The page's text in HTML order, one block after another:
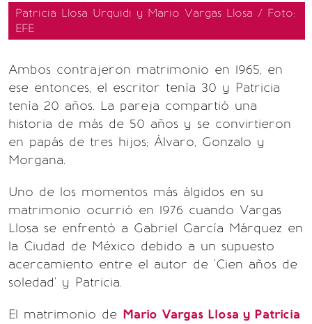
Patricia Llosa Urquidi y Mario Vargas Llosa / Foto:
EFE
Ambos contrajeron matrimonio en 1965, en
ese entonces, el escritor tenía 30 y Patricia
tenía 20 años. La pareja compartió una
historia de más de 50 años y se convirtieron
en papás de tres hijos; Álvaro, Gonzalo y
Morgana.
Uno de los momentos más álgidos en su
matrimonio ocurrió en 1976 cuando Vargas
Llosa se enfrentó a Gabriel García Márquez en
la Ciudad de México debido a un supuesto
acercamiento entre el autor de 'Cien años de
soledad' y Patricia.
El matrimonio de Mario Vargas Llosa y Patricia